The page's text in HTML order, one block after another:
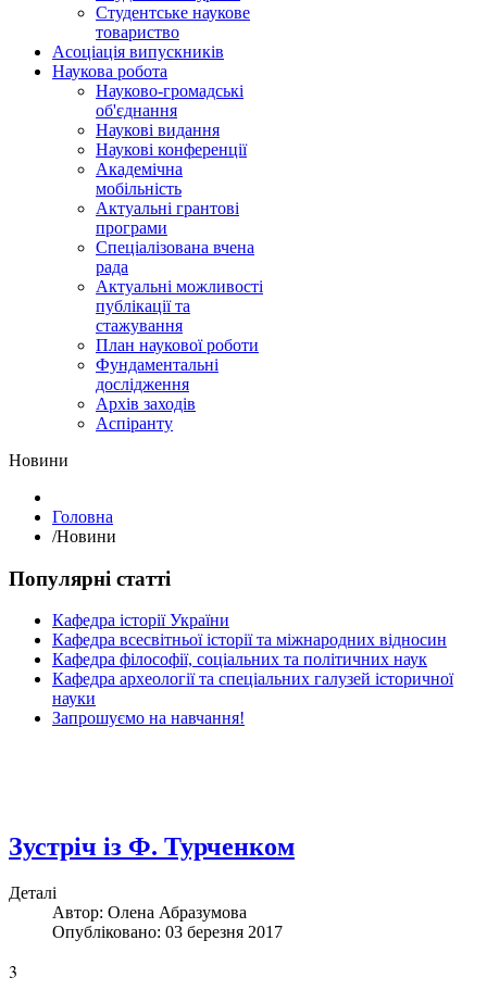
Студентське наукове
товариство
Асоціація випускників
Наукова робота
Науково-громадські
об'єднання
Наукові видання
Наукові конференції
Академічна
мобільність
Актуальні грантові
програми
Спеціалізована вчена
рада
Актуальні можливості
публікації та
стажування
План наукової роботи
Фундаментальні
дослідження
Архів заходів
Аспіранту
Hовини
Головна
/Hовини
Популярні статті
Кафедра історії України
Кафедра всесвітньої історії та міжнародних відносин
Кафедра філософії, соціальних та політичних наук
Кафедра археології та спеціальних галузей історичної
науки
Запрошуємо на навчання!
Зустріч із Ф. Турченком
Деталі
Автор: Олена Абразумова
Опубліковано: 03 березня 2017
3